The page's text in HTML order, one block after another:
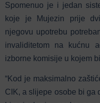
Spomenuo je i jedan
koje je Mujezin prije
njegovu upotrebu
invaliditetom na kućnu
izborne komisije u kojem
“Kod je maksimalno
CIK, a slijepe osobe bi ga